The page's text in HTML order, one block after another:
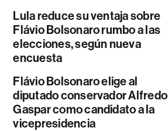
Lula reduce su ventaja sobre
Flávio Bolsonaro rumbo a las
elecciones, según nueva
encuesta
Flávio Bolsonaro elige al
diputado conservador Alfredo
Gaspar como candidato a la
vicepresidencia